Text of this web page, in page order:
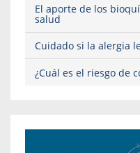
El aporte de los
salud
Cuidado si la alergia
¿Cuál es el riesgo de